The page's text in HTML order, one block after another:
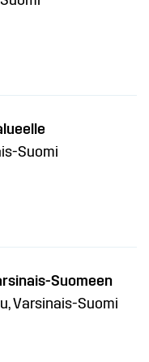
Suomi
Suomeen
Varsinais-Suomi